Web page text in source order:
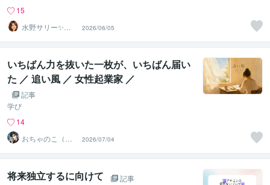
15
水野サリー✨優
しく寄り添う話
し相手
2026/06/05
いちばん力を抜いた一枚が、いちばん届い
た ／ 追い風 ／ 女性起業家 ／
記事
学び
14
おちゃのこ（御
茶乃子祭々）
2026/07/04
将来独立するに向けて
記事